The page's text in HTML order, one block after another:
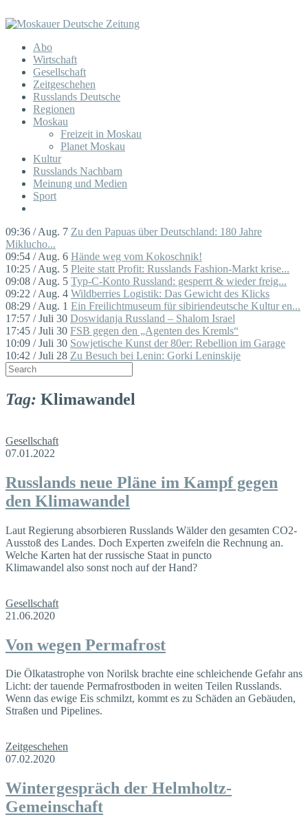
Abo
Wirtschaft
Gesellschaft
Zeitgeschehen
Russlands Deutsche
Regionen
Moskau
Freizeit in Moskau
Planet Moskau
Kultur
Russlands Nachbarn
Meinung und Medien
Sport
09:36 / Aug. 7 Zu den Papuas über Deutschland: 180 Jahre
Miklucho...
09:54 / Aug. 6 Hände weg vom Kokoschnik!
10:25 / Aug. 5 Pleite statt Profit: Russlands Fashion-Markt krise...
09:08 / Aug. 5 Typ-C-Konto Russland: gesperrt & wieder freig...
09:22 / Aug. 4 Wildberries Logistik: Das Gewicht des Klicks
08:29 / Aug. 1 Ein Freilichtmuseum für sibiriendeutsche Kultur en...
17:57 / Juli 30 Doswidanja Russland – Shalom Israel
17:45 / Juli 30 FSB gegen den „Agenten des Kremls“
10:09 / Juli 30 Sowjetische Kunst der 80er: Rebellion im Garage
10:42 / Juli 28 Zu Besuch bei Lenin: Gorki Leninskije
Tag: Klimawandel
Gesellschaft
07.01.2022
Russlands neue Pläne im Kampf gegen
den Klimawandel
Laut Regierung absorbieren Russlands Wälder den gesamten CO2-
Ausstoß des Landes. Doch Experten zweifeln die Rechnung an.
Welche Karten hat der russische Staat in puncto
Klimawandel also sonst noch auf der Hand?
Gesellschaft
21.06.2020
Von wegen Permafrost
Die Ölkatastrophe von Norilsk brachte eine schleichende Gefahr ans
Licht: der tauende Perma­frostboden in weiten Teilen Russlands.
Wenn das ewige Eis schmilzt, kommt es zu Schäden an Gebäuden,
Straßen und Pipelines.
Zeitgeschehen
07.02.2020
Wintergespräch der Helmholtz-
Gemeinschaft